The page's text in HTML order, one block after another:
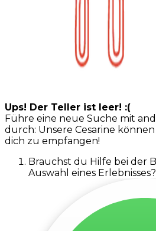
Ups! Der Teller ist leer! :(
Führe eine neue Suche mit
durch: Unsere Cesarine
dich zu empfangen!
Brauchst du Hilfe bei der
Auswahl eines